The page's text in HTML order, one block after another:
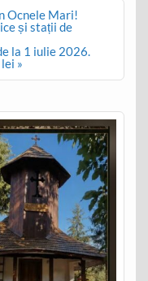
Ocnele Mari!
și stații de
la 1 iulie 2026.
»